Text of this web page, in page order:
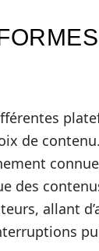
de
des
allant